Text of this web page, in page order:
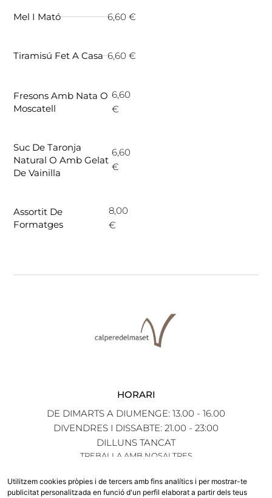
Mel I Mató 6,60 €
Tiramisú Fet A Casa 6,60 €
Fresons Amb Nata O
Moscatell
6,60
€
Suc De Taronja
Natural O Amb Gelat
De Vainilla
6,60
€
Assortit De
Formatges
8,00
€
HORARI
DE DIMARTS A DIUMENGE: 13.00 - 16.00
DIVENDRES I DISSABTE: 21.00 - 23:00
DILLUNS TANCAT
TREBALLA AMB NOSALTRES
ENS TROBARÀS A:
Utilitzem cookies pròpies i de tercers amb fins analítics i per mostrar-te
publicitat personalitzada en funció d'un perfil elaborat a partir dels teus